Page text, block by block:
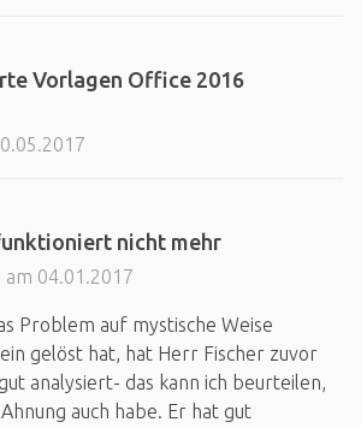
Vorlagen Office 2016
nicht mehr
am 04.01.2017
Problem auf mystische Weise
gelöst hat, hat Herr Fischer zuvor
analysiert- das kann ich beurteilen,
auch habe. Er hat gut